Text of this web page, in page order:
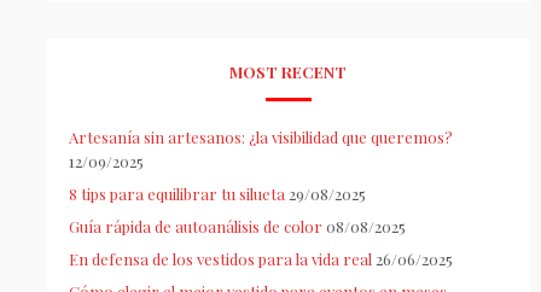
MOST RECENT
Artesanía sin artesanos: ¿la visibilidad que queremos?
12/09/2025
8 tips para equilibrar tu silueta 29/08/2025
Guía rápida de autoanálisis de color 08/08/2025
En defensa de los vestidos para la vida real 26/06/2025